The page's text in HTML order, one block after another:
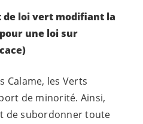
de loi vert modifiant la
une loi sur
Calame, les Verts
de minorité. Ainsi,
de subordonner toute